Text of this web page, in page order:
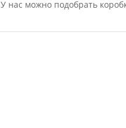
У нас можно подобрать